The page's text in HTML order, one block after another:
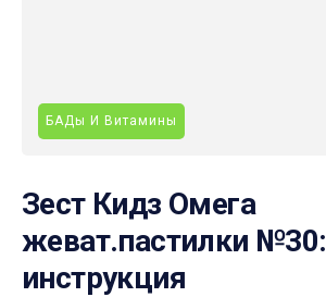
БАДы И Витамины
Зест Кидз Омега
жеват.пастилки №30:
инструкция